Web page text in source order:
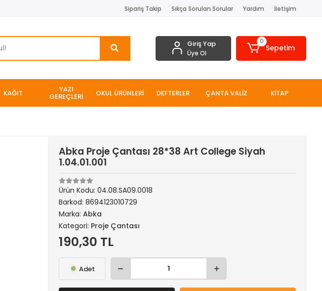
Sipariş Takip Sıkça Sorulan Sorular Yardım İletişim
Giriş Yap
Üye Ol
0
Sepetim
KAĞIT YAZI
GEREÇLERİ OKUL ÜRÜNLERİ DEFTERLER ÇANTA VALİZ KİTAP
Abka Proje Çantası 28*38 Art College Siyah
1.04.01.001
Ürün Kodu:04.08.SA09.0018
Barkod:8694123010729
Marka:Abka
Kategori: Proje Çantası
190,30 TL
Adet